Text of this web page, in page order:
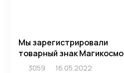
Мы зарегистрировали
товарный знак Магикосмо
3059 16.05.2022